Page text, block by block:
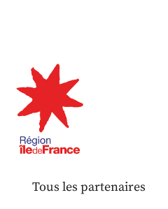
Tous les partenaires